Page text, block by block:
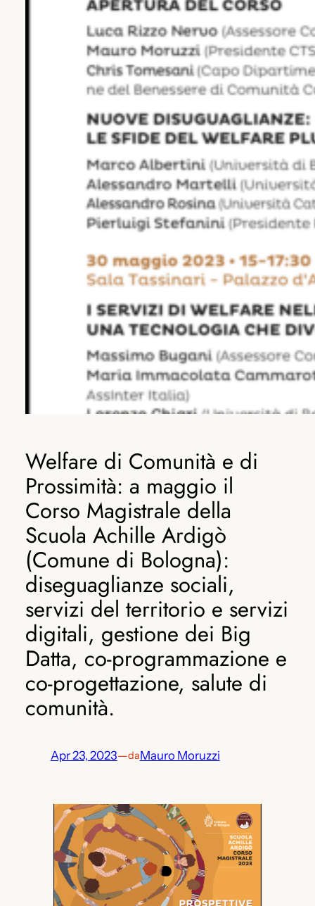
Welfare di Comunità e di
Prossimità: a maggio il
Corso Magistrale della
Scuola Achille Ardigò
(Comune di Bologna):
diseguaglianze sociali,
servizi del territorio e servizi
digitali, gestione dei Big
Datta, co-programmazione e
co-progettazione, salute di
comunità.
Apr 23, 2023—daMauro Moruzzi